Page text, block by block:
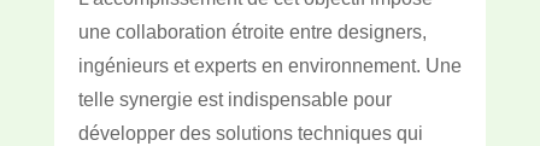
une collaboration étroite entre designers,
ingénieurs et experts en environnement. Une
telle synergie est indispensable pour
développer des solutions techniques qui